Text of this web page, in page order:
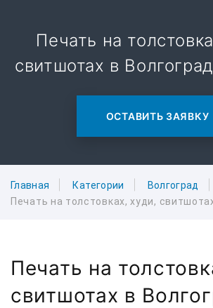
Печать на
свитшотах в
ОСТАВИТЬ ЗАЯВКУ
Главная Категории
Волгоград
Печать на толстовках, худи,
Печать на
свитшотах в